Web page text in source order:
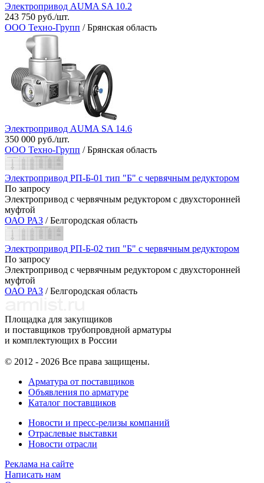
Электропривод AUMA SA 10.2
243 750 руб./шт.
ООО Техно-Групп / Брянская область
Электропривод AUMA SA 14.6
350 000 руб./шт.
ООО Техно-Групп / Брянская область
Электропривод РП-Б-01 тип "Б" с червячным редуктором
По запросу
Электропривод с червячным редуктором с двухсторонней
муфтой
ОАО РАЗ / Белгородская область
Электропривод РП-Б-02 тип "Б" с червячным редуктором
По запросу
Электропривод с червячным редуктором с двухсторонней
муфтой
ОАО РАЗ / Белгородская область
Площадка для закупщиков
и поставщиков трубопровдной арматуры
и комплектующих в России
© 2012 - 2026 Все права защищены.
Арматура от поставщиков
Объявления по арматуре
Каталог поставщиков
Новости и пресс-релизы компаний
Отраслевые выставки
Новости отрасли
Реклама на сайте
Написать нам